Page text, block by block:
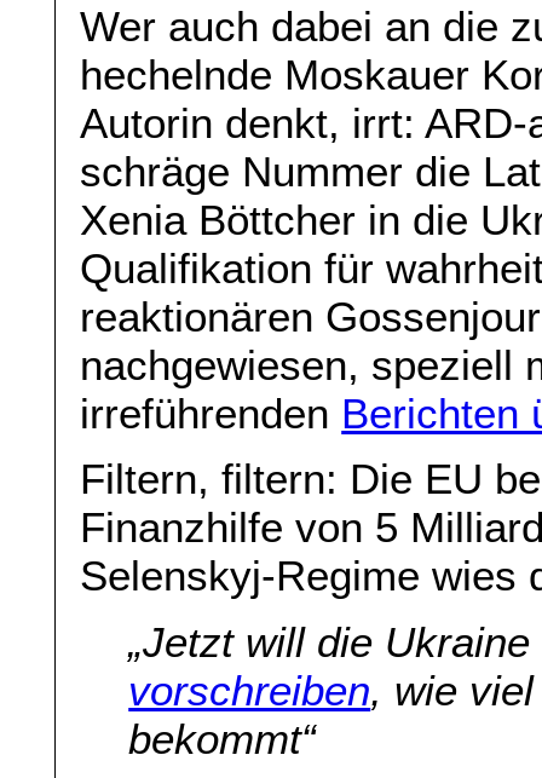
Wer auch dabei an die
hechelnde Moskauer
Autorin denkt, irrt:
schräge Nummer die
Xenia Böttcher in die
Qualifikation für
reaktionären
nachgewiesen, speziell
irreführenden Berichten
Filtern, filtern: Die EU
Finanzhilfe von 5
Selenskyj-Regime wies
„Jetzt will die
vorschreiben, wie
bekommt“